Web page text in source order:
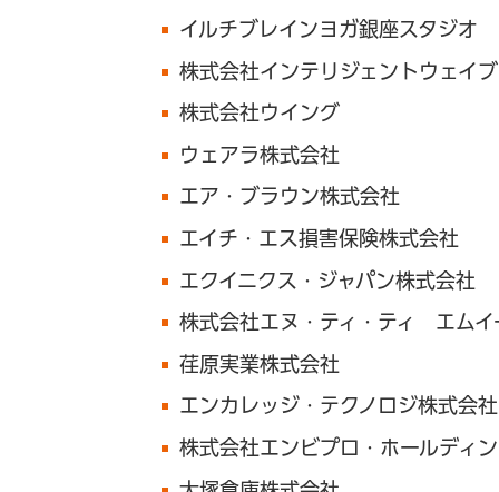
イルチブレインヨガ銀座スタジオ
株式会社インテリジェントウェイブ
株式会社ウイング
ウェアラ株式会社
エア・ブラウン株式会社
エイチ・エス損害保険株式会社
エクイニクス・ジャパン株式会社
株式会社エヌ・ティ・ティ エムイ
荏原実業株式会社
エンカレッジ・テクノロジ株式会社
株式会社エンビプロ・ホールディ